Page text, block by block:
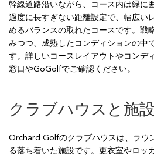
幹線道路沿いながら、コース内は緑に
過度に長すぎない距離設定で、幅広い
めるバランスの取れたコースです。戦
みつつ、成熟したコンディションの中
す。詳しいコースレイアウトやコンデ
窓口やGoGolfでご確認ください。
クラブハウスと施設
Orchard Golfのクラブハウスは、ラウ
る落ち着いた施設です。更衣室やロッ